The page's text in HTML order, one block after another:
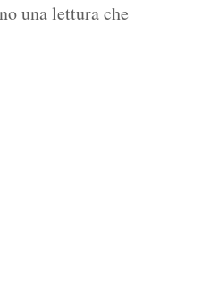
una lettura che